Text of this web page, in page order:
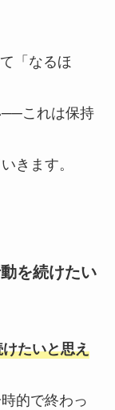
「なるほ
──これは保持
きます。
を続けたい
たいと思え
的で終わっ